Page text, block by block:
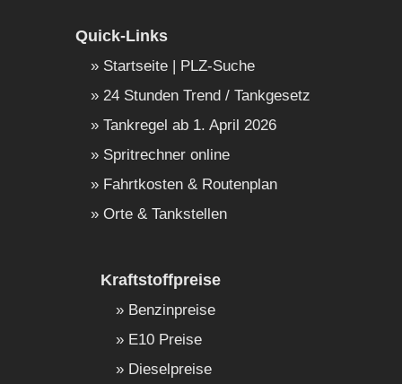
Quick-Links
Startseite | PLZ-Suche
24 Stunden Trend / Tankgesetz
Tankregel ab 1. April 2026
Spritrechner online
Fahrtkosten & Routenplan
Orte & Tankstellen
Kraftstoffpreise
Benzinpreise
E10 Preise
Dieselpreise